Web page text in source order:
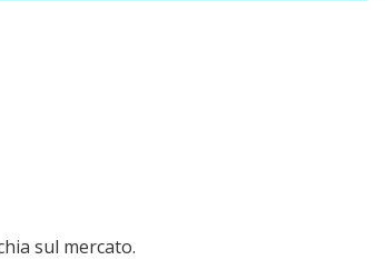
sul mercato.